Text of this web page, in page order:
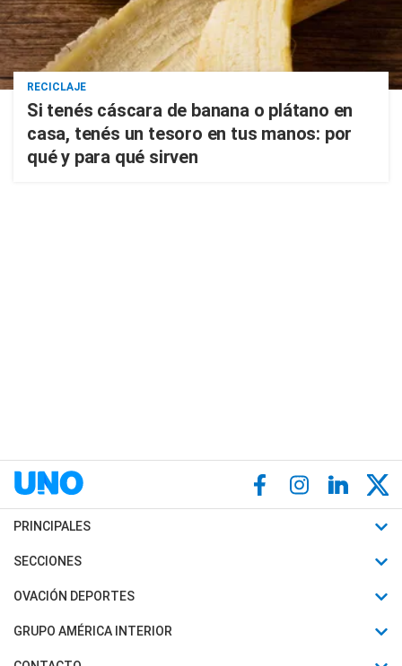
RECICLAJE
Si tenés cáscara de banana o plátano en
casa, tenés un tesoro en tus manos: por
qué y para qué sirven
PRINCIPALES
Últimas Noticias
Política
SECCIONES
Horóscopo
Motores
OVACIÓN DEPORTES
Fútbol
Mundial
GRUPO AMÉRICA INTERIOR